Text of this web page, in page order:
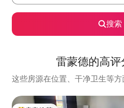
搜索
雷蒙德的高
这些房源在位置、干净卫生等方